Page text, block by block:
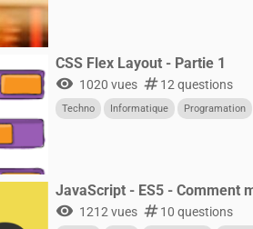
CSS Flex Layout - Partie 1
visibility 1020 vues numbers12 questions
Techno Informatique Programation
JavaScript - ES5 - Comment
visibility 1212 vues numbers10 questions